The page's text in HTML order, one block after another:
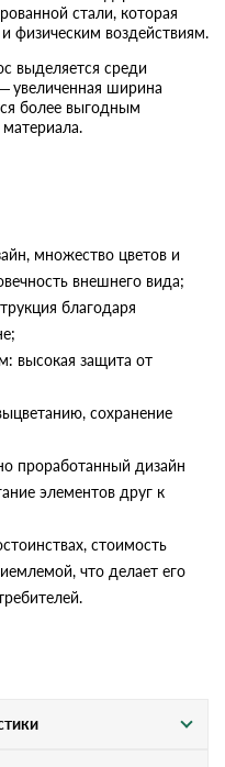
стали, которая
физическим воздействиям.
выделяется среди
увеличенная ширина
более выгодным
множество цветов и
внешнего вида;
благодаря
высокая защита от
сохранение
проработанный дизайн
элементов друг к
стоимость
что делает его